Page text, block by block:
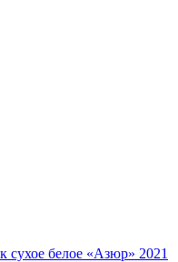
сухое белое «Азюр» 2021